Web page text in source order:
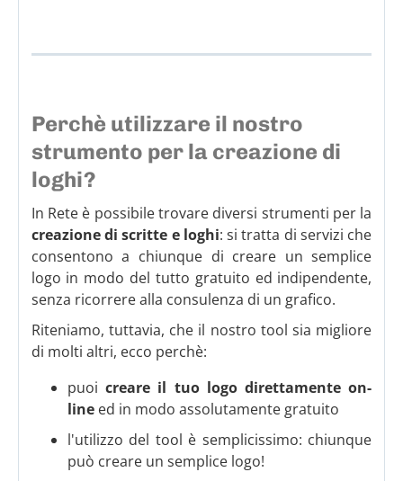
Perchè utilizzare il nostro
strumento per la creazione di
loghi?
In Rete è possibile trovare diversi strumenti per la
creazione di scritte e loghi: si tratta di servizi che
consentono a chiunque di creare un semplice
logo in modo del tutto gratuito ed indipendente,
senza ricorrere alla consulenza di un grafico.
Riteniamo, tuttavia, che il nostro tool sia migliore
di molti altri, ecco perchè:
puoi creare il tuo logo direttamente on-
lineed in modo assolutamente gratuito
l'utilizzo del tool è semplicissimo: chiunque
può creare un semplice logo!